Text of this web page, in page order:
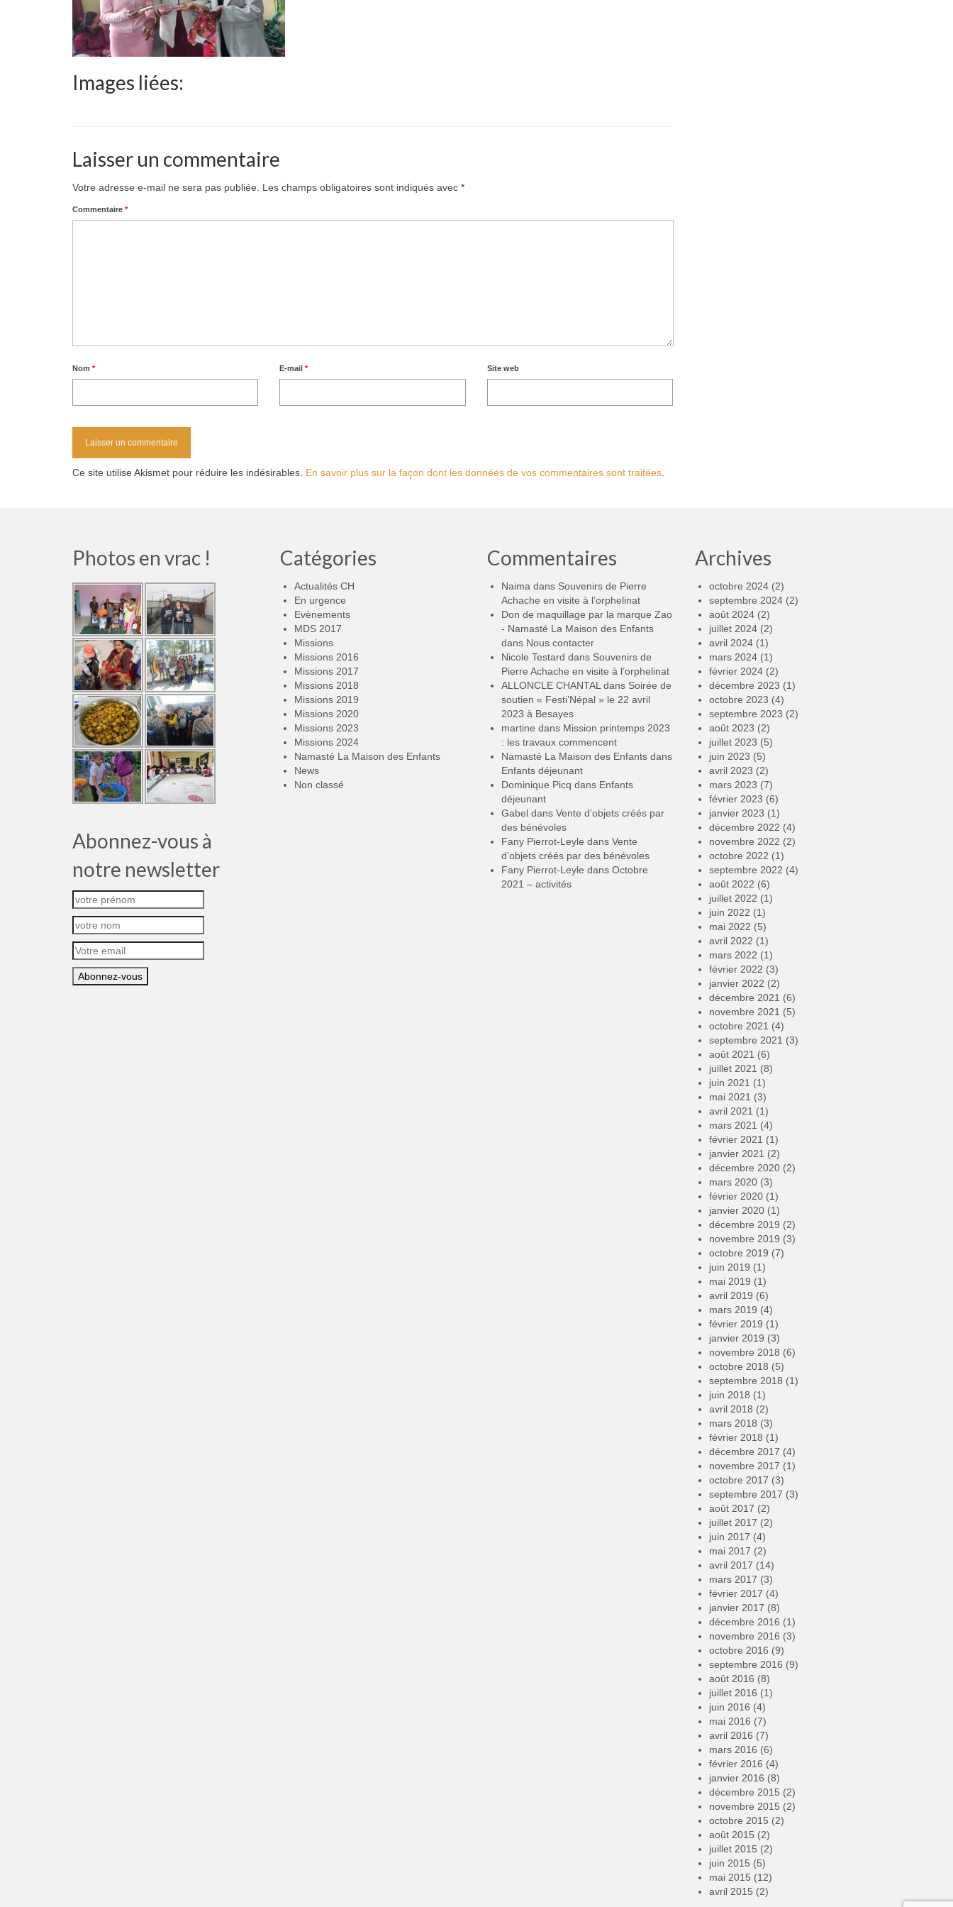
Images liées:
Laisser un commentaire
Votre adresse e-mail ne sera pas publiée. Les champs obligatoires sont indiqués avec *
Commentaire *
Nom * E-mail* Site web
Ce site utilise Akismet pour réduire les indésirables. En savoir plus sur la façon dont les données de vos commentaires sont traitées
Photos en vrac !
Abonnez-vous à
notre newsletter
Catégories
Actualités CH
En urgence
Evènements
MDS 2017
Missions
Missions 2016
Missions 2017
Missions 2018
Missions 2019
Missions 2020
Missions 2023
Missions 2024
Namasté La Maison des Enfants
News
Non classé
Commentaires
Naima dans Souvenirs de Pierre
Achache en visite à l’orphelinat
Don de maquillage par la marque Zao
- Namasté La Maison des Enfants
dans Nous contacter
Nicole Testard dans Souvenirs de
Pierre Achache en visite à l’orphelinat
ALLONCLE CHANTAL dans Soirée de
soutien « Festi’Népal » le 22 avril
2023 à Besayes
martine dans Mission printemps 2023
: les travaux commencent
Namasté La Maison des Enfants dans
Enfants déjeunant
Dominique Picq dans Enfants
déjeunant
Gabel dans Vente d’objets créés par
des bénévoles
Fany Pierrot-Leyle dans Vente
d’objets créés par des bénévoles
Fany Pierrot-Leyle dans Octobre
2021 – activités
Archives
octobre 2024(2)
septembre 2024(2)
août 2024(2)
juillet 2024(2)
avril 2024(1)
mars 2024(1)
février 2024(2)
décembre 2023 (1)
octobre 2023 (4)
septembre 2023 (2)
août 2023 (2)
juillet 2023 (5)
juin 2023 (5)
avril 2023 (2)
mars 2023 (7)
février 2023 (6)
janvier 2023 (1)
décembre 2022 (4)
novembre 2022 (2)
octobre 2022 (1)
septembre 2022 (4)
août 2022 (6)
juillet 2022 (1)
juin 2022 (1)
mai 2022 (5)
avril 2022 (1)
mars 2022 (1)
février 2022 (3)
janvier 2022 (2)
décembre 2021 (6)
novembre 2021 (5)
octobre 2021 (4)
septembre 2021 (3)
août 2021 (6)
juillet 2021 (8)
juin 2021 (1)
mai 2021 (3)
avril 2021 (1)
mars 2021 (4)
février 2021 (1)
janvier 2021 (2)
décembre 2020(2)
mars 2020(3)
février 2020(1)
janvier 2020(1)
décembre 2019 (2)
novembre 2019 (3)
octobre 2019 (7)
juin 2019 (1)
mai 2019 (1)
avril 2019 (6)
mars 2019 (4)
février 2019 (1)
janvier 2019 (3)
novembre 2018 (6)
octobre 2018 (5)
septembre 2018 (1)
juin 2018 (1)
avril 2018 (2)
mars 2018 (3)
février 2018 (1)
décembre 2017 (4)
novembre 2017 (1)
octobre 2017 (3)
septembre 2017 (3)
août 2017 (2)
juillet 2017 (2)
juin 2017 (4)
mai 2017 (2)
avril 2017 (14)
mars 2017 (3)
février 2017 (4)
janvier 2017 (8)
décembre 2016 (1)
novembre 2016 (3)
octobre 2016 (9)
septembre 2016 (9)
août 2016 (8)
juillet 2016 (1)
juin 2016 (4)
mai 2016 (7)
avril 2016 (7)
mars 2016 (6)
février 2016 (4)
janvier 2016 (8)
décembre 2015 (2)
novembre 2015 (2)
octobre 2015 (2)
août 2015 (2)
juillet 2015 (2)
juin 2015 (5)
mai 2015 (12)
avril 2015 (2)